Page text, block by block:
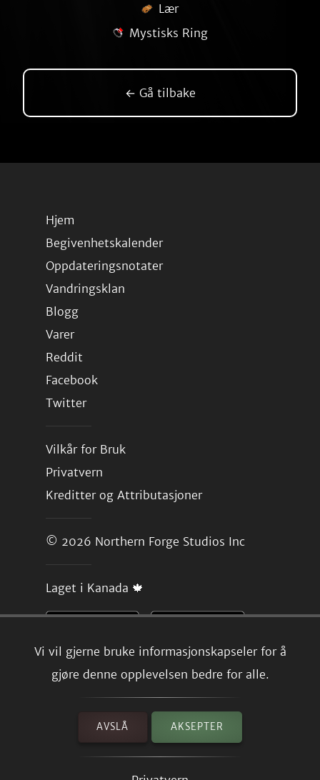
Vi vil gjerne bruke informasjonskapseler for å
gjøre denne opplevelsen bedre for alle.
AVSLÅ AKSEPTER
Lær
Mystisks Ring
← Gå tilbake
Hjem
Begivenhetskalender
Oppdateringsnotater
Vandringsklan
Blogg
Varer
Reddit
Facebook
Twitter
Vilkår for Bruk
Privatvern
Kreditter og Attributasjoner
© 2026 Northern Forge Studios Inc
Laget i Kanada 🍁